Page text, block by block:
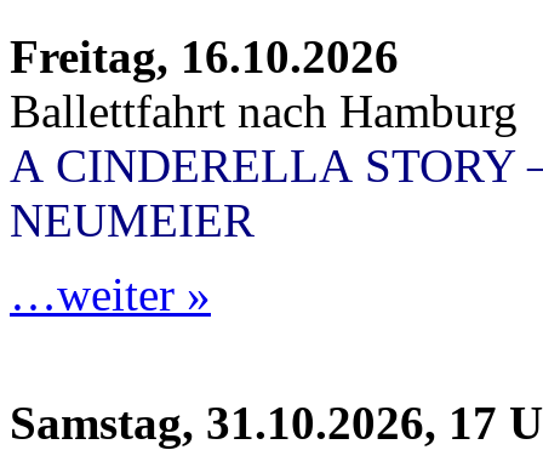
Freitag, 16.10.2026
Ballettfahrt nach Hamburg
A CINDERELLA STORY
NEUMEIER
…weiter »
Samstag, 31.10.2026, 17